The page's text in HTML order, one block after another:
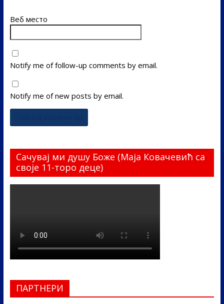
Веб место
Notify me of follow-up comments by email.
Notify me of new posts by email.
Сачувај ми душу Боже (Маја Ковачевић са
своје 11-торо деце)
ПАРТНЕРИ